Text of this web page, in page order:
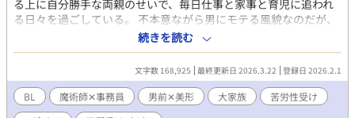
る上に自分勝手な両親のせいで、毎日仕事と家事と育児に追われ
る日々を過ごしている。 不本意ながら男にモテる風貌なのだが、
恋をしている余裕なんてない。 ある日、中等学校で一緒だったデ
イビッドと一緒に昼食を食べることになった。 世話焼き男前魔術
師✕苦労性（不憫？）な美人事務員。 ※ムーンライトノベルズさ
んでも公開しております。 ※エロあり回には※をつけておりま
す。 ※全５０話。ハピエン保証です！
続きを読む
文字数 168,925 最終更新日 2026.3.22 登録日 2026.2.1
BL 魔術師✕事務員 男前✕美形 大家族
苦労性受け